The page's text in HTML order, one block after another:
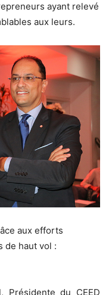
ayant relevé
aux leurs.
aux efforts
de haut vol :
Présidente du CEED